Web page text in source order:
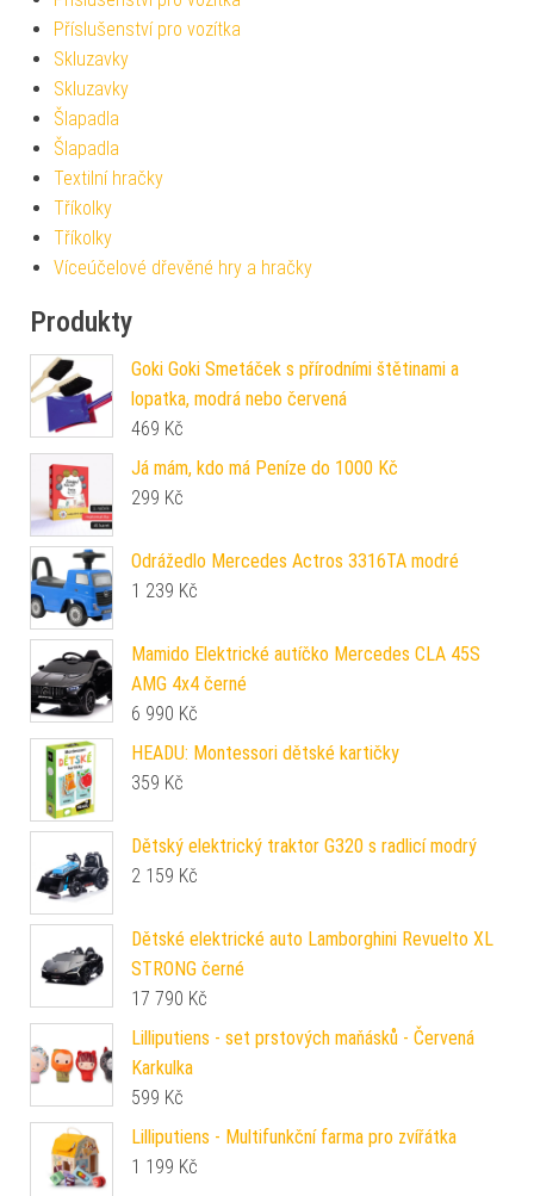
Příslušenství pro vozítka
Skluzavky
Skluzavky
Šlapadla
Šlapadla
Textilní hračky
Tříkolky
Tříkolky
Víceúčelové dřevěné hry a hračky
Produkty
Goki Goki Smetáček s přírodními štětinami a
lopatka, modrá nebo červená
469 Kč
Já mám, kdo má Peníze do 1000 Kč
299 Kč
Odrážedlo Mercedes Actros 3316TA modré
1 239 Kč
Mamido Elektrické autíčko Mercedes CLA 45S
AMG 4x4 černé
6 990 Kč
HEADU: Montessori dětské kartičky
359 Kč
Dětský elektrický traktor G320 s radlicí modrý
2 159 Kč
Dětské elektrické auto Lamborghini Revuelto XL
STRONG černé
17 790 Kč
Lilliputiens - set prstových maňásků - Červená
Karkulka
599 Kč
Lilliputiens - Multifunkční farma pro zvířátka
1 199 Kč